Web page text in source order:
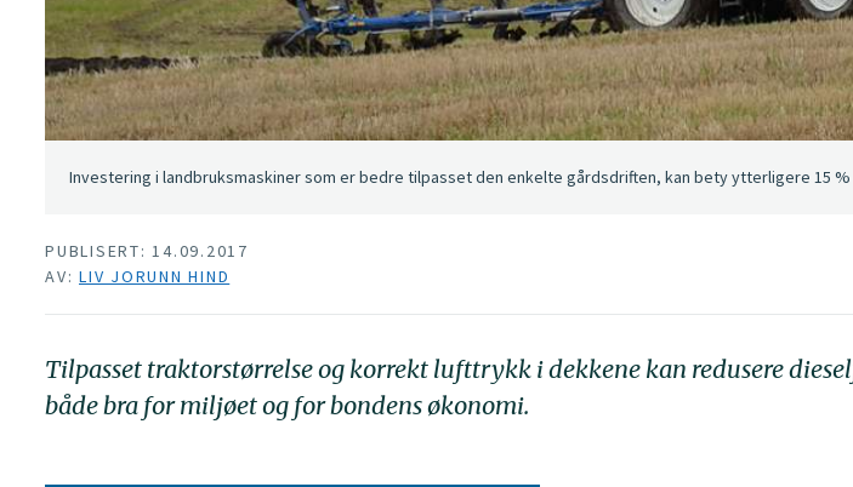
Investering i landbruksmaskiner som er bedre tilpasset den enkelte gårdsdriften, kan bety ytterligere 15
PUBLISERT: 14.09.2017
AV: LIV JORUNN HIND
Tilpasset traktorstørrelse og korrekt lufttrykk i dekkene kan redusere
både bra for miljøet og for bondens økonomi.